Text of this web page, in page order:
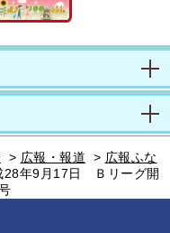
> 広報・報道 > 広報ふな
年9月17日 Ｂリーグ開